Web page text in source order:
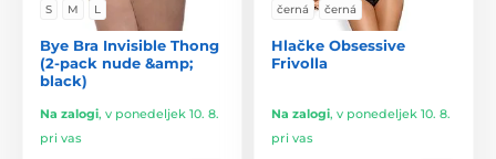
S M L
Bye Bra Invisible Thong
(2-pack nude &amp;
black)
Na zalogi, v ponedeljek 10. 8.
pri vas
černá černá
Hlačke Obsessive
Frivolla
Na zalogi, v ponedeljek 10. 8.
pri vas